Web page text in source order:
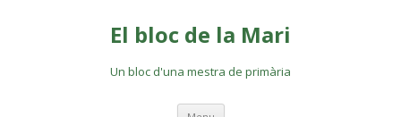
El bloc de la Mari
Un bloc d'una mestra de primària
Skip